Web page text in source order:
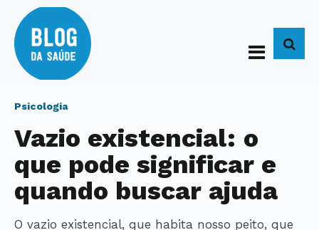
Psicologia
Vazio existencial: o
que pode significar e
quando buscar ajuda
O vazio existencial, que habita nosso peito, que